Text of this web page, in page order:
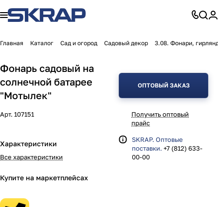
Главная Каталог Сад и огород Садовый декор 3.08. Фонари,
Фонарь садовый на
солнечной батарее
"Мотылек"
Арт. 107151
Характеристики
Все характеристики
Купите на маркетплейсах
ОПТОВЫЙ ЗАКАЗ
Получить оптовый
прайс
SKRAP. Оптовые
поставки. +7 (812) 633-
00-00